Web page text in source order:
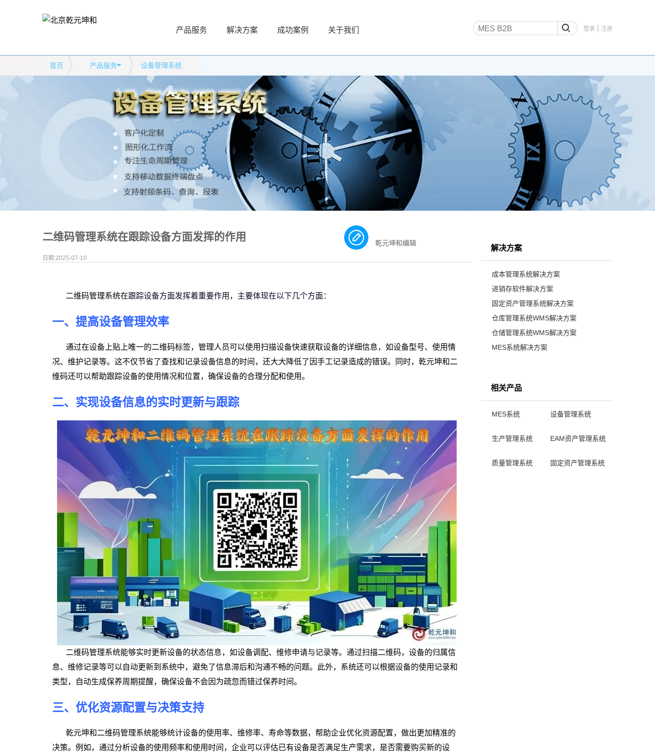
产品服务 解决方案 成功案例 关于我们 登录 注册
首页 产品服务 设备管理系统
二维码管理系统在跟踪设备方面发挥的作用
日期:2025-07-10
乾元坤和编辑
二维码管理系统在跟踪设备方面发挥着重要作用，主要体现在以下几个方面：
一、提高设备管理效率
通过在设备上贴上唯一的二维码标签，管理人员可以使用扫描设备快速获取设备的详细信息，如设备型号、使用情
况、维护记录等。这不仅节省了查找和记录设备信息的时间，还大大降低了因手工记录造成的错误。同时，乾元坤和二
维码还可以帮助跟踪设备的使用情况和位置，确保设备的合理分配和使用。
二、实现设备信息的实时更新与跟踪
二维码管理系统能够实时更新设备的状态信息，如设备调配、维修申请与记录等。通过扫描二维码，设备的归属信
息、维修记录等可以自动更新到系统中，避免了信息滞后和沟通不畅的问题。此外，系统还可以根据设备的使用记录和
类型，自动生成保养周期提醒，确保设备不会因为疏忽而错过保养时间。
三、优化资源配置与决策支持
乾元坤和二维码管理系统能够统计设备的使用率、维修率、寿命等数据，帮助企业优化资源配置，做出更加精准的
决策。例如，通过分析设备的使用频率和使用时间，企业可以评估已有设备是否满足生产需求，是否需要购买新的设
解决方案
成本管理系统解决方案
进销存软件解决方案
固定资产管理系统解决方案
仓库管理系统WMS解决方案
仓储管理系统WMS解决方案
MES系统解决方案
相关产品
MES系统 设备管理系统
生产管理系统 EAM资产管理系统
质量管理系统 固定资产管理系统